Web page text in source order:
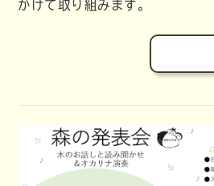
かけて取り組みます。